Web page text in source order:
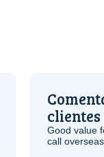
clientes
Good value
call